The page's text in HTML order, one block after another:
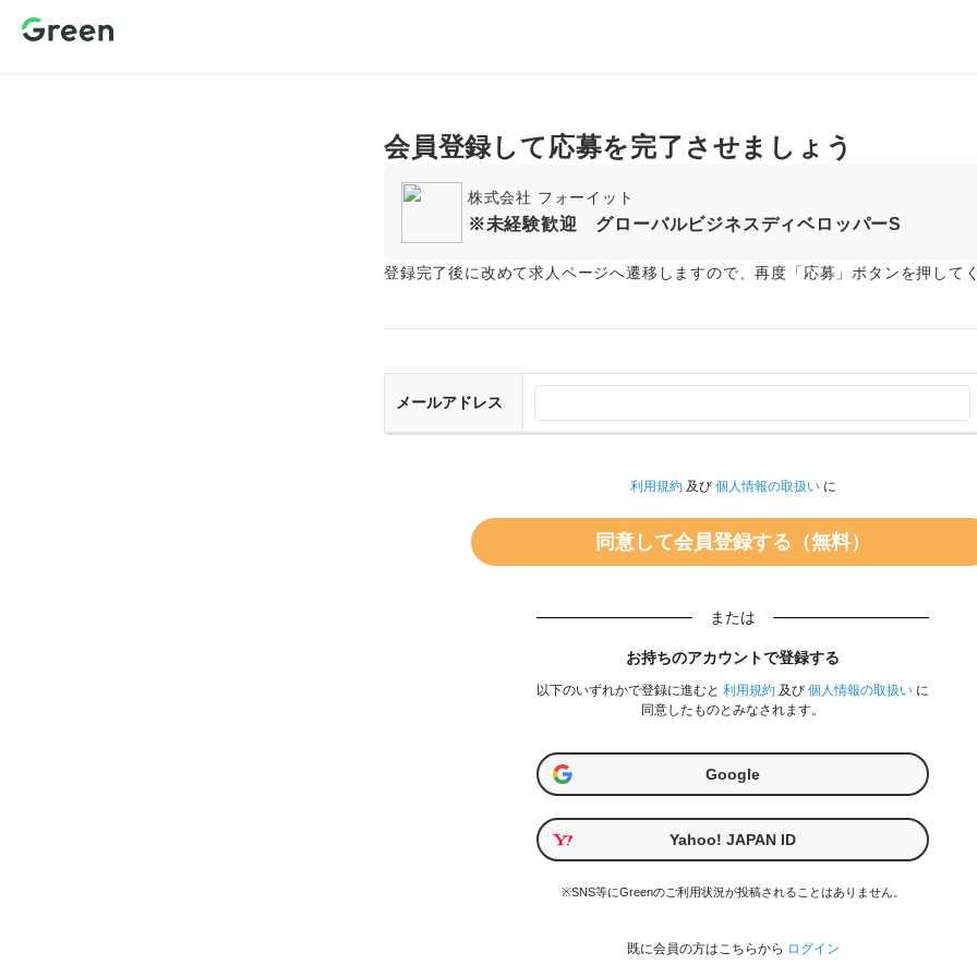
会員登録して応募を完了させましょう
株式会社 フォーイット
※未経験歓迎 グローバルビジネスディベロッパーS
登録完了後に改めて求人ページへ遷移しますので、再度「応募」ボタンを押して
メールアドレス
利用規約及び 個人情報の取扱いに
または
お持ちのアカウントで登録する
以下のいずれかで登録に進むと 利用規約 及び 個人情報の取扱い に
同意したものとみなされます。
Google
Yahoo! JAPAN ID
※SNS等にGreenのご利用状況が投稿されることはありません。
既に会員の方はこちらから ログイン